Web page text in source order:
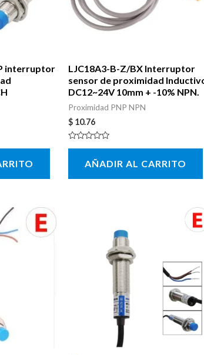
interruptor
LJC18A3-B-Z/BX Interruptor
sensor de proximidad
DC12~24V 10mm + -10% NPN.
Proximidad PNP NPN
$ 10.76
Valorado
5
AÑADIR AL CARRITO